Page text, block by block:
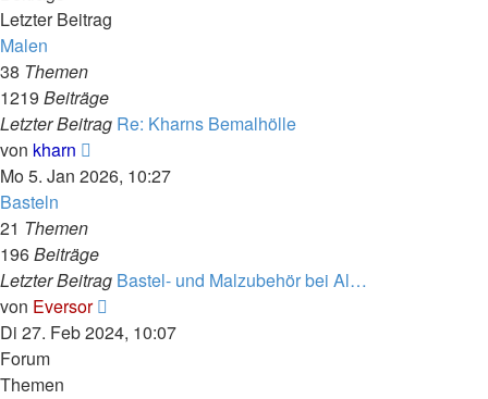
Letzter Beitrag
Malen
38 Themen
1219 Beiträge
Letzter Beitrag Re: Kharns Bemalhölle
von kharn
Beitrag
Mo 5. Jan 2026, 10:27
Basteln
21 Themen
196Beiträge
Letzter Beitrag Bastel- und Malzubehör bei Al…
von Eversor
Beitrag
Di 27. Feb 2024, 10:07
Forum
Themen